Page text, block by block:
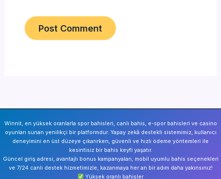
Winnit, en yüksek oranlarla spor bahisleri, canlı bahis, e-spor bahisleri ve casino
oyunları sunan yenilikçi bir platformdur. Yapay zekâ destekli sistemimiz, kullanıcı
deneyimini en üst düzeye çıkarırken, güvenli ve hızlı ödeme yöntemleri ile
kesintisiz bir bahis keyfi yaşatır.
Güncel giriş adresi, avantajlı bonus kampanyaları, mobil uyumlu bahis seçenekleri
ve 7/24 canlı destek hizmetimizle, kazanmaya her an bir adım daha yakınsınız!
Yüksek oranlı bahisler